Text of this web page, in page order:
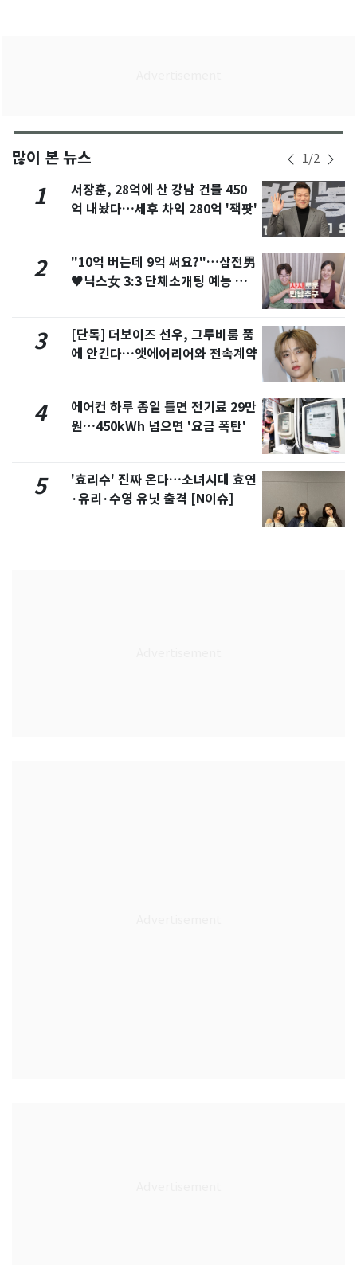
많이 본 뉴스 1/2
1
서장훈, 28억에 산 강남 건물 450
억 내놨다…세후 차익 280억 '잭팟'
2
"10억 버는데 9억 써요?"…삼전男
♥닉스女 3:3 단체소개팅 예능 화
3
[단독] 더보이즈 선우, 그루비룸 품
에 안긴다…앳에어리어와 전속계약
4
에어컨 하루 종일 틀면 전기료 29만
원…450kWh 넘으면 '요금 폭탄'
5
'효리수' 진짜 온다…소녀시대 효연
·유리·수영 유닛 출격 [N이슈]